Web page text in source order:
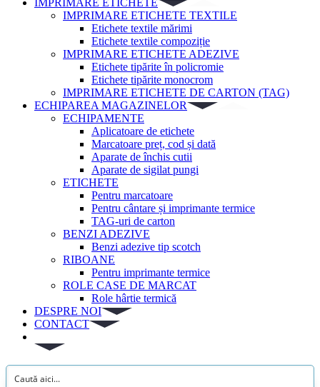
IMPRIMARE ETICHETE
IMPRIMARE ETICHETE TEXTILE
Etichete textile mărimi
Etichete textile compoziție
IMPRIMARE ETICHETE ADEZIVE
Etichete tipărite în policromie
Etichete tipărite monocrom
IMPRIMARE ETICHETE DE CARTON (TAG)
ECHIPAREA MAGAZINELOR
ECHIPAMENTE
Aplicatoare de etichete
Marcatoare preț, cod și dată
Aparate de închis cutii
Aparate de sigilat pungi
ETICHETE
Pentru marcatoare
Pentru cântare și imprimante termice
TAG-uri de carton
BENZI ADEZIVE
Benzi adezive tip scotch
RIBOANE
Pentru imprimante termice
ROLE CASE DE MARCAT
Role hârtie termică
DESPRE NOI
CONTACT